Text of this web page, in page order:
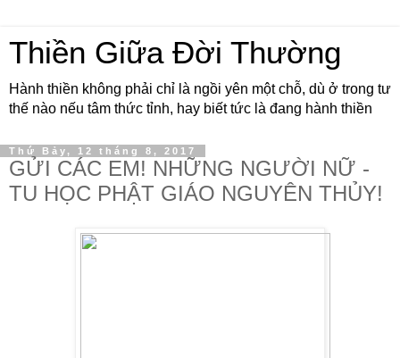
Thiền Giữa Đời Thường
Hành thiền không phải chỉ là ngồi yên một chỗ, dù ở trong tư
thế nào nếu tâm thức tỉnh, hay biết tức là đang hành thiền
Thứ Bảy, 12 tháng 8, 2017
GỬI CÁC EM! NHỮNG NGƯỜI NỮ -
TU HỌC PHẬT GIÁO NGUYÊN THỦY!